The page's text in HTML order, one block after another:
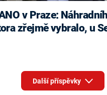
v Praze:
zřejmě vybralo, u
Další příspěvky